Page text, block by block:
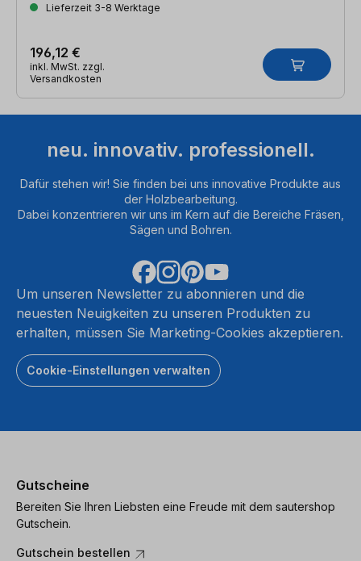
Lieferzeit 3-8 Werktage
196,12 €
inkl. MwSt. zzgl.
Versandkosten
neu. innovativ. professionell.
Dafür stehen wir! Sie finden bei uns innovative Produkte aus
der Holzbearbeitung.
Dabei konzentrieren wir uns im Kern auf die Bereiche Fräsen,
Sägen und Bohren.
Um unseren Newsletter zu abonnieren und die
neuesten Neuigkeiten zu unseren Produkten zu
erhalten, müssen Sie Marketing-Cookies akzeptieren.
Cookie-Einstellungen verwalten
Gutscheine
Bereiten Sie Ihren Liebsten eine Freude mit dem sautershop
Gutschein.
Gutschein bestellen